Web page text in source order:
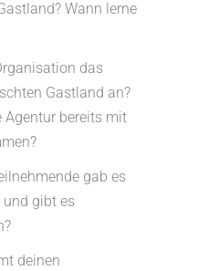
Wann lerne
das
Gastland an?
Agentur bereits mit
gab es
und gibt es
deinen